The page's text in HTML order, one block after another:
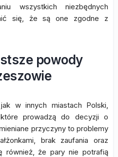
wszystkich niezbędnych
się, że są one zgodne z
powody
w innych miastach Polski,
prowadzą do decyzji o
przyczyny to problemy
brak zaufania oraz
również, że pary nie potrafią